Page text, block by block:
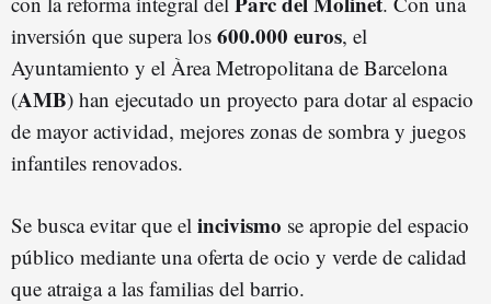
inversión que supera los 600.000 euros, el
Ayuntamiento y el Àrea Metropolitana de Barcelona
(AMB) han ejecutado un proyecto para dotar al espacio
de mayor actividad, mejores zonas de sombra y juegos
infantiles renovados.
Se busca evitar que el incivismo se apropie del espacio
público mediante una oferta de ocio y verde de calidad
que atraiga a las familias del barrio.